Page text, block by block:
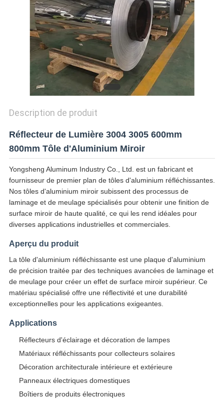
POLITIQUE
CONFIDENTIALITÉ
Description de produit
Réflecteur de Lumière 3004 3005 600mm
800mm Tôle d'Aluminium Miroir
Yongsheng Aluminum Industry Co., Ltd. est un fabricant et
fournisseur de premier plan de tôles d'aluminium réfléchissantes.
Nos tôles d'aluminium miroir subissent des processus de
laminage et de meulage spécialisés pour obtenir une finition de
surface miroir de haute qualité, ce qui les rend idéales pour
diverses applications industrielles et commerciales.
Aperçu du produit
La tôle d'aluminium réfléchissante est une plaque d'aluminium
de précision traitée par des techniques avancées de laminage et
de meulage pour créer un effet de surface miroir supérieur. Ce
matériau spécialisé offre une réflectivité et une durabilité
exceptionnelles pour les applications exigeantes.
Applications
Réflecteurs d'éclairage et décoration de lampes
Matériaux réfléchissants pour collecteurs solaires
Décoration architecturale intérieure et extérieure
Panneaux électriques domestiques
Boîtiers de produits électroniques